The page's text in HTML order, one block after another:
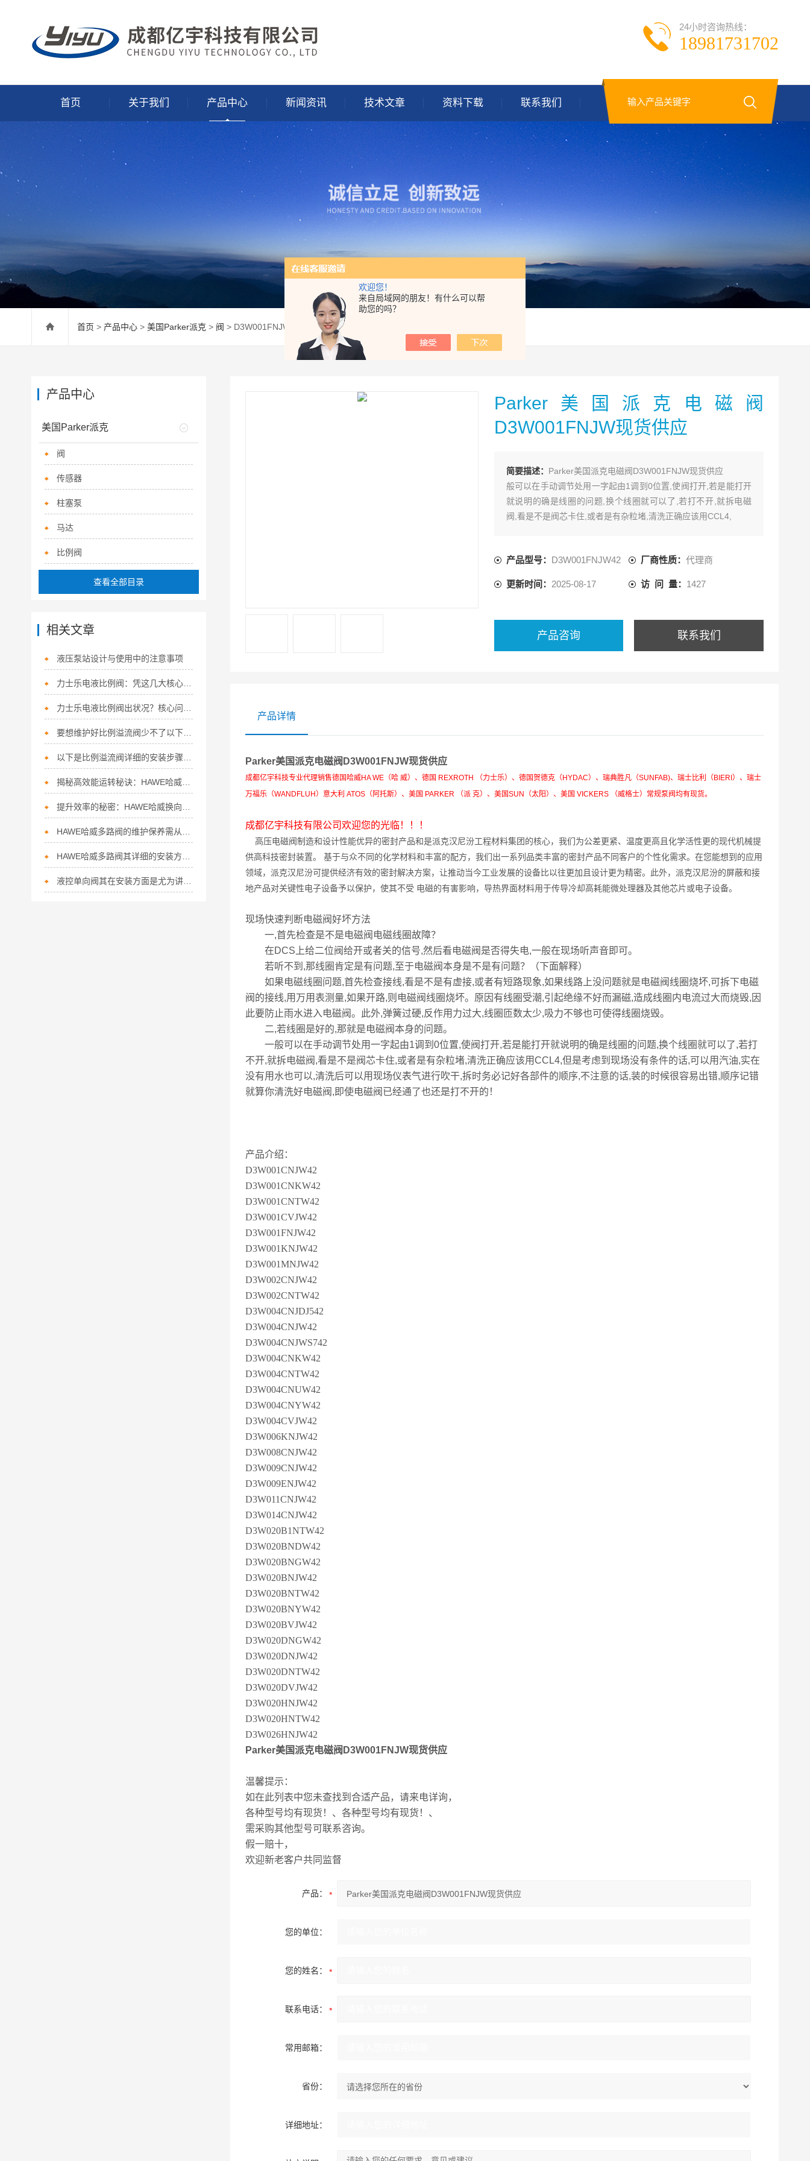
欢迎您！
来自局域网的朋友！有什么可以帮
助您的吗？
24小时咨询热线：
18981731702
首页 关于我们 产品中心 新闻资讯 技术文章 资料下载 联系我们
首页 > 产品中心 > 美国Parker派克 > 阀 > D3W001FNJW42Parker美国派克电磁阀D3W001FNJW现货供应
Parker美国派克电磁阀
D3W001FNJW现货供应
简要描述： Parker美国派克电磁阀D3W001FNJW现货供应
般可以在手动调节处用一字起由1调到0位置,使阀打开,若是能打开
就说明的确是线圈的问题,换个线圈就可以了,若打不开,就拆电磁
阀,看是不是阀芯卡住,或者是有杂粒堵,清洗正确应该用CCL4,
产品型号： D3W001FNJW42 厂商性质：代理商
更新时间： 2025-08-17 访 问 量： 1427
产品咨询 联系我们
产品详情
Parker美国派克电磁阀D3W001FNJW现货供应
成都亿宇科技专业代理销售德国哈威HA WE（哈 威）、德国 REXROTH （力士乐）、德国贺德克（HYDAC）、瑞典胜凡（SUNFAB)、瑞士比利（BIERI）、瑞士
万福乐（WANDFLUH）意大利 ATOS（阿托斯）、美国 PARKER （派 克）、美国SUN（太阳）、美国 VICKERS （威格士）常规泵阀均有现货。
成都亿宇科技有限公司欢迎您的光临！！！
高压电磁阀制造和设计性能优异的密封产品和是派克汉尼汾工程材料集团的核心，我们为公差更紧、温度更高且化学活性更的现代机械提
供高科技密封装置。 基于与众不同的化学材料和丰富的配方，我们出一系列品类丰富的密封产品不同客户的个性化需求。在您能想到的应用
领域，派克汉尼汾可提供经济有效的密封解决方案，让推动当今工业发展的设备比以往更加且设计更为精密。此外，派克汉尼汾的屏蔽和接
地产品对关键性电子设备予以保护，使其不受 电磁的有害影响，导热界面材料用于传导冷却高耗能微处理器及其他芯片或电子设备。
现场快速判断电磁阀好坏方法
一,首先检查是不是电磁阀电磁线圈故障？
在DCS上给二位阀给开或者关的信号,然后看电磁阀是否得失电,一般在现场听声音即可。
若听不到,那线圈肯定是有问题,至于电磁阀本身是不是有问题？（下面解释）
如果电磁线圈问题,首先检查接线,看是不是有虚接,或者有短路现象,如果线路上没问题就是电磁阀线圈烧坏,可拆下电磁
阀的接线,用万用表测量,如果开路,则电磁阀线圈烧坏。原因有线圈受潮,引起绝缘不好而漏磁,造成线圈内电流过大而烧毁,因
此要防止雨水进入电磁阀。此外,弹簧过硬,反作用力过大,线圈匝数太少,吸力不够也可使得线圈烧毁。
二,若线圈是好的,那就是电磁阀本身的问题。
一般可以在手动调节处用一字起由1调到0位置,使阀打开,若是能打开就说明的确是线圈的问题,换个线圈就可以了,若打
不开,就拆电磁阀,看是不是阀芯卡住,或者是有杂粒堵,清洗正确应该用CCL4,但是考虑到现场没有条件的话,可以用汽油,实在
没有用水也可以,清洗后可以用现场仪表气进行吹干,拆时务必记好各部件的顺序,不注意的话,装的时候很容易出错,顺序记错
就算你清洗好电磁阀,即使电磁阀已经通了也还是打不开的！
产品介绍：
D3W001CNJW42
D3W001CNKW42
D3W001CNTW42
D3W001CVJW42
D3W001FNJW42
D3W001KNJW42
D3W001MNJW42
D3W002CNJW42
D3W002CNTW42
D3W004CNJDJ542
D3W004CNJW42
D3W004CNJWS742
D3W004CNKW42
D3W004CNTW42
D3W004CNUW42
D3W004CNYW42
D3W004CVJW42
D3W006KNJW42
D3W008CNJW42
D3W009CNJW42
D3W009ENJW42
D3W011CNJW42
D3W014CNJW42
D3W020B1NTW42
D3W020BNDW42
D3W020BNGW42
D3W020BNJW42
D3W020BNTW42
D3W020BNYW42
D3W020BVJW42
D3W020DNGW42
D3W020DNJW42
D3W020DNTW42
D3W020DVJW42
D3W020HNJW42
D3W020HNTW42
D3W026HNJW42
Parker美国派克电磁阀D3W001FNJW现货供应
温馨提示：
如在此列表中您未查找到合适产品，请来电详询，
各种型号均有现货！、各种型号均有现货！、
需采购其他型号可联系咨询。
假一赔十，
欢迎新老客户共同监督
产品：
您的单位：
您的姓名：
联系电话：
常用邮箱：
省份：
详细地址：
产品中心
美国Parker派克
阀
传感器
柱塞泵
马达
比例阀
查看全部目录
相关文章
液压泵站设计与使用中的注意事项
力士乐电液比例阀：凭这几大核心特点，稳坐流体控制“硬核担当”！
要想维护好比例溢流阀少不了以下步骤！
揭秘高效能运转秘诀：HAWE哈威换向阀的多面应用
液控单向阀其在安装方面是尤为讲究的